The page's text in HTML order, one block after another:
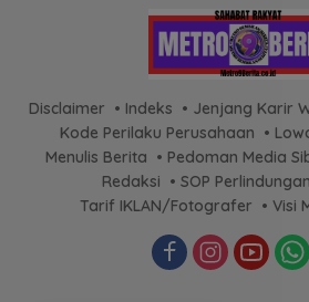
Disclaimer Indeks Jenjang Karir
Kode Perilaku Perusahaan
Menulis Berita
Pedoman Media
Redaksi
SOP
Tarif IKLAN/Fotografer
Visi